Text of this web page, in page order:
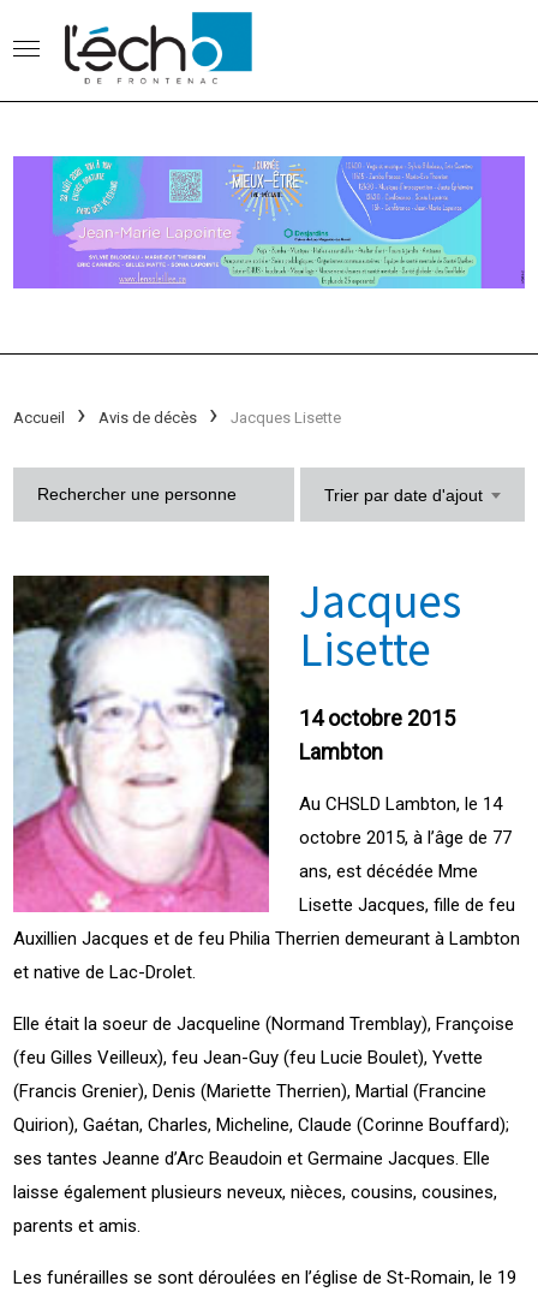
Accueil Avis de décès Jacques Lisette
Trier par date d'ajout
Jacques
Lisette
14 octobre 2015
Lambton
Au CHSLD Lambton, le 14
octobre 2015, à l’âge de 77
ans, est décédée Mme
Lisette Jacques, fille de feu
Auxillien Jacques et de feu Philia Therrien demeurant à Lambton
et native de Lac-Drolet.
Elle était la soeur de Jacqueline (Normand Tremblay), Françoise
(feu Gilles Veilleux), feu Jean-Guy (feu Lucie Boulet), Yvette
(Francis Grenier), Denis (Mariette Therrien), Martial (Francine
Quirion), Gaétan, Charles, Micheline, Claude (Corinne Bouffard);
ses tantes Jeanne d’Arc Beaudoin et Germaine Jacques. Elle
laisse également plusieurs neveux, nièces, cousins, cousines,
parents et amis.
Les funérailles se sont déroulées en l’église de St-Romain, le 19